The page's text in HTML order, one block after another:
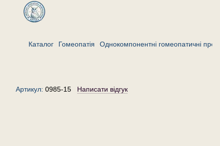
Каталог Гомеопатія Однокомпонентні гомеопатичні
Артикул: 0985-15 Написати відгук